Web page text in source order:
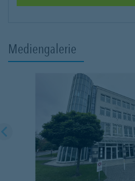
Mediengalerie
Wir benötigen Ihre
um den YouTube
zu laden!
Wir verwenden einen
Drittanbieters, um
Dieser Service kann
Aktivitäten sammeln. Bitte